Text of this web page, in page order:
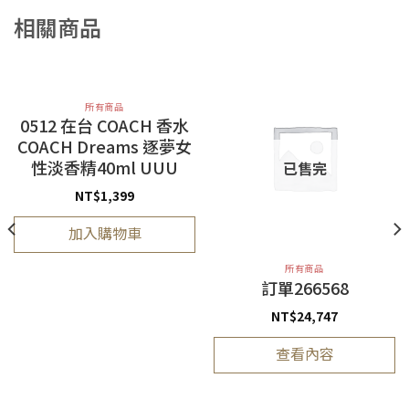
相關商品
所有商品
0512 在台 COACH 香水
COACH Dreams 逐夢女
性淡香精40ml UUU
NT$1,399
加入購物車
已售完
所有商品
訂單266568
NT$24,747
查看內容